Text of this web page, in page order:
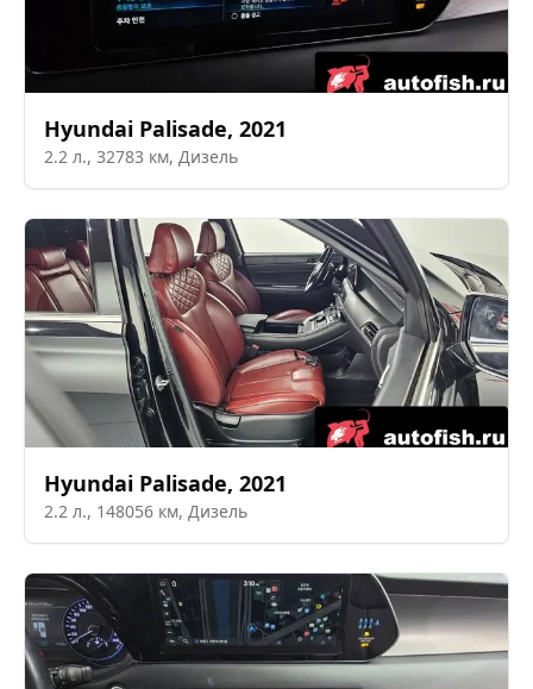
Hyundai Palisade, 2021
2.2 л., 32783 км, Дизель
Hyundai Palisade, 2021
2.2 л., 148056 км, Дизель